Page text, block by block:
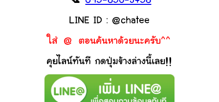
LINE ID : @chatee
ใส่ @ ตอนค้นหาด้วยนะครับ^^
คุยไลน์ทันที กดปุ่มข้างล่างนี้เลย!!